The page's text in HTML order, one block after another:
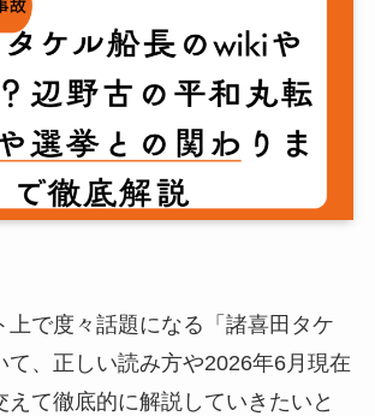
上で度々話題になる「諸喜田タケ
て、正しい読み方や2026年6月現在
えて徹底的に解説していきたいと